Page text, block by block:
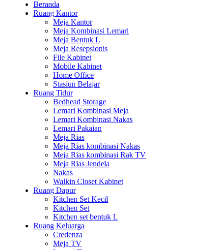
Beranda
Ruang Kantor
Meja Kantor
Meja Kombinasi Lemari
Meja Bentuk L
Meja Resepsionis
File Kabinet
Mobile Kabinet
Home Office
Stasiun Belajar
Ruang Tidur
Bedhead Storage
Lemari Kombinasi Meja
Lemari Kombinasi Nakas
Lemari Pakaian
Meja Rias
Meja Rias kombinasi Nakas
Meja Rias kombinasi Rak TV
Meja Rias Jendela
Nakas
Walkin Closet Kabinet
Ruang Dapur
Kitchen Set Kecil
Kitchen Set
Kitchen set bentuk L
Ruang Keluarga
Credenza
Meja TV